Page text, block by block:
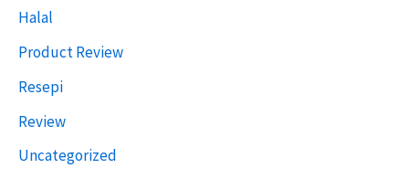
e
d
h
u
l
u
Halal
Product Review
Resepi
Review
Uncategorized